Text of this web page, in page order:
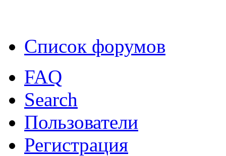
Список форумов
FAQ
Search
Пользователи
Регистрация